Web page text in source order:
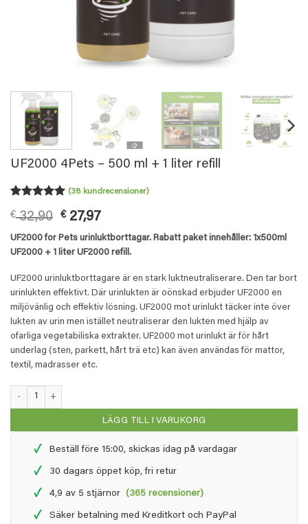
UF2000 4Pets – 500 ml + 1 liter refill
4.92av 5
kundrecensioner
(38kundrecensioner)
€32,90 Det
ursprungliga
priset
var:
€ 32,90.
€27,97Det
nuvarande
priset
är:
€ 27,97.
UF2000 for Pets urinluktborttagar. Rabatt paket innehåller: 1x500ml
UF2000 + 1 liter UF2000 refill.
UF2000 urinluktborttagare är en stark luktneutraliserare. Den tar bort
urinlukten effektivt. Där urinlukten är oönskad erbjuder UF2000 en
miljövänlig och effektiv lösning. UF2000 mot urinlukt täcker inte över
lukten av urin men istället neutraliserar den lukten med hjälp av
ofarliga vegetabiliska extrakter. UF2000 mot urinlukt är för hårt
underlag (sten, parkett, hårt trä etc) kan även användas för mattor,
textil, madrasser etc.
UF2000 4Pets - 500 ml + 1 liter refill mängd
LÄGG TILL I VARUKORG
✓ Beställ före 15:00, skickas idag på vardagar
✓ 30 dagars öppet köp, fri retur
✓ 4,9 av 5 stjärnor(365 recensioner)
✓ Säker betalning med Kreditkort och PayPal